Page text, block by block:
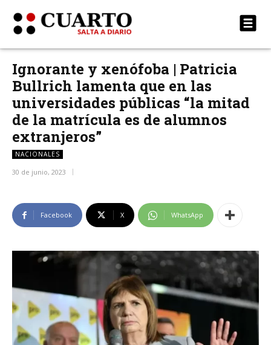
Ignorante y xenófoba | Patricia
Bullrich lamenta que en las
universidades públicas “la mitad
de la matrícula es de alumnos
extranjeros”
NACIONALES
30 de junio, 2023
Facebook X WhatsApp